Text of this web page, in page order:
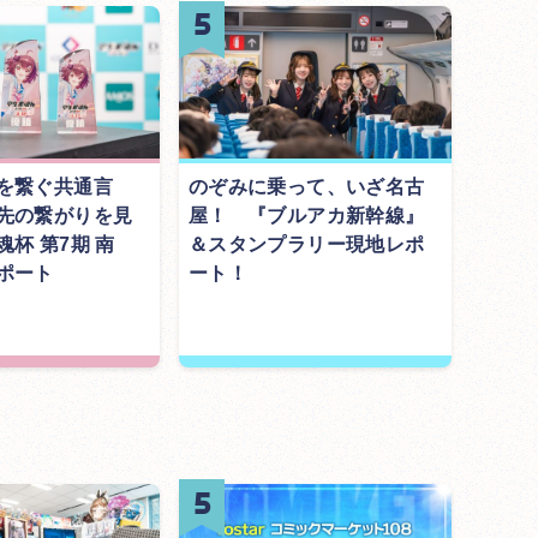
繋ぐ共通言
の繋がりを見
杯 第7期 南
ート
のぞみに乗って、いざ名古
屋！ 『ブルアカ新幹線』
＆スタンプラリー現地レポ
ート！